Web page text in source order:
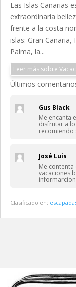
Las Islas Canarias
extraordinaria
frente a la costa
islas: Gran
Palma, la...
Leer más sobre
Últimos
Gus Black
Me encanta
disfrutar a
recomiendo
José Luis
Me
vacaciones
Clasificado en: